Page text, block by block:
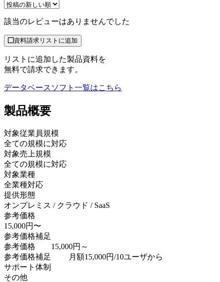
該当のレビューはありませんでした
資料請求リストに追加
リストに追加した製品資料を
無料で請求できます。
データベースソフト 一覧はこちら
製品概要
対象従業員規模
全ての規模に対応
対象売上規模
全ての規模に対応
対象業種
全業種対応
提供形態
オンプレミス / クラウド / SaaS
参考価格
15,000円〜
参考価格補足
参考価格 15,000円～
参考価格補足 月額15,000円/10ユーザから
サポート体制
その他